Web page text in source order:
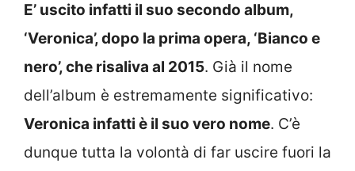
E’ uscito infatti il suo secondo album,
‘Veronica’, dopo la prima opera, ‘Bianco e
nero’, che risaliva al 2015. Già il nome
dell’album è estremamente significativo:
Veronica infatti è il suo vero nome. C’è
dunque tutta la volontà di far uscire fuori la